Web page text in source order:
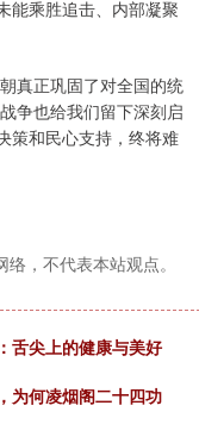
能乘胜追击、内部凝聚
真正巩固了对全国的统
争也给我们留下深刻启
策和民心支持，终将难
，不代表本站观点。
舌尖上的健康与美好
为何凌烟阁二十四功